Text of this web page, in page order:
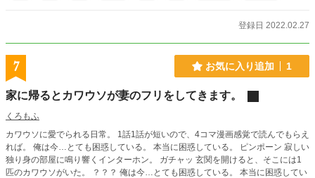
登録日 2022.02.27
7 お気に入り追加 1
家に帰るとカワウソが妻のフリをしてきます。
くろもふ
カワウソに愛でられる日常。 1話1話が短いので、4コマ漫画感覚で読んでもらえ
れば。 俺は今…とても困惑している。 本当に困惑している。 ピンポーン 寂しい
独り身の部屋に鳴り響くインターホン。 ガチャッ 玄関を開けると、そこには1
匹のカワウソがいた。 ？？？ 俺は今…とても困惑している。 本当に困惑してい